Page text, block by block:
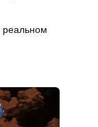
реальном